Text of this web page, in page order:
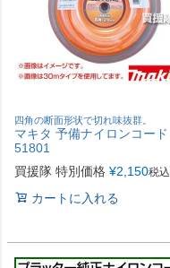
四角の断面形状で切れ味抜群。
マキタ 予備ナイロンコード
51801
買援隊 特別価格 ¥2,150税込
カートに入れる